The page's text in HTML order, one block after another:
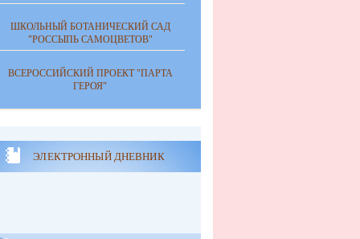
ШКОЛЬНЫЙ БОТАНИЧЕСКИЙ САД
"РОССЫПЬ САМОЦВЕТОВ"
ВСЕРОССИЙСКИЙ ПРОЕКТ "ПАРТА
ГЕРОЯ"
ЭЛЕКТРОННЫЙ ДНЕВНИК